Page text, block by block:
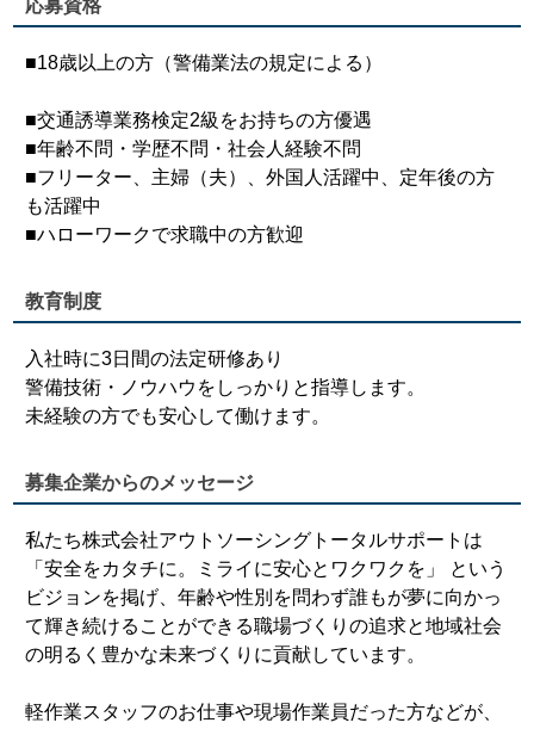
応募資格
■18歳以上の方（警備業法の規定による）
■交通誘導業務検定2級をお持ちの方優遇
■年齢不問・学歴不問・社会人経験不問
■フリーター、主婦（夫）、外国人活躍中、定年後の方
も活躍中
■ハローワークで求職中の方歓迎
教育制度
入社時に3日間の法定研修あり
警備技術・ノウハウをしっかりと指導します。
未経験の方でも安心して働けます。
募集企業からのメッセージ
私たち株式会社アウトソーシングトータルサポートは
「安全をカタチに。ミライに安心とワクワクを」 という
ビジョンを掲げ、年齢や性別を問わず誰もが夢に向かっ
て輝き続けることができる職場づくりの追求と地域社会
の明るく豊かな未来づくりに貢献しています。
軽作業スタッフのお仕事や現場作業員だった方などが、